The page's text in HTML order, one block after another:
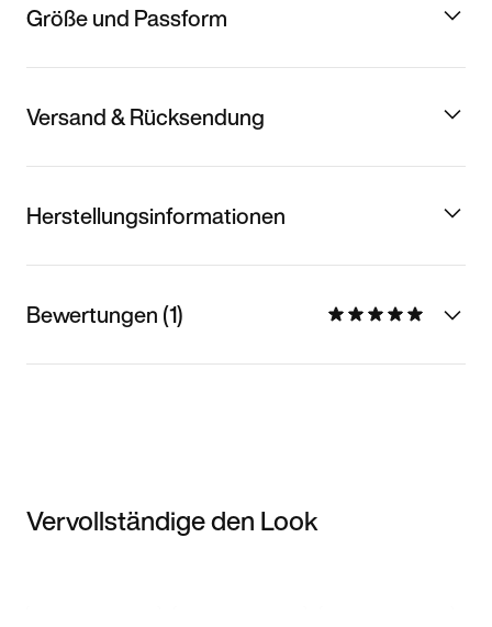
Größe und Passform
Versand & Rücksendung
Herstellungsinformationen
Bewertungen (1)
Vervollständige den Look